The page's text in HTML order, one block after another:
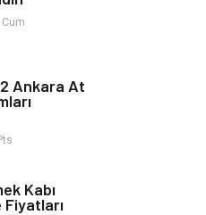
Dünyası
Giyim
Ankara At
Kabı